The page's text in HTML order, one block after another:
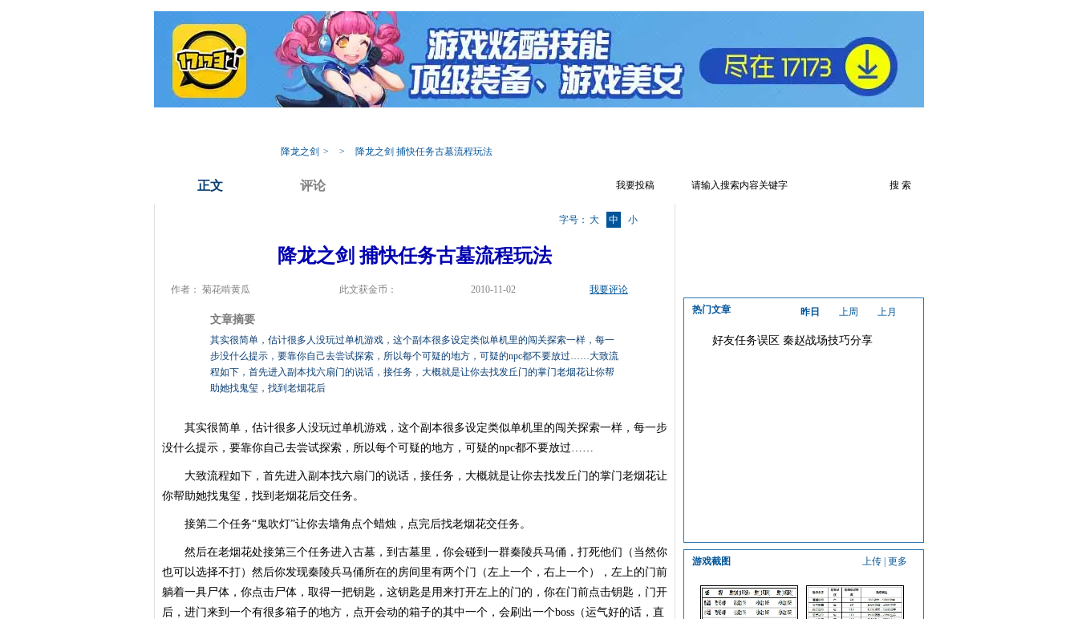
降龙之剑 > > 降龙之剑 捕快任务古墓流程玩法
正文 评论 我要投稿
字号： 大 中 小
降龙之剑 捕快任务古墓流程玩法
作者： 菊花啃黄瓜 此文获金币： 2010-11-02 我要评论
文章摘要
其实很简单，估计很多人没玩过单机游戏，这个副本很多设定类似单机里的闯关探索一样，每一
步没什么提示，要靠你自己去尝试探索，所以每个可疑的地方，可疑的npc都不要放过……大致流
程如下，首先进入副本找六扇门的说话，接任务，大概就是让你去找发丘门的掌门老烟花让你帮
助她找鬼玺，找到老烟花后
其实很简单，估计很多人没玩过单机游戏，这个副本很多设定类似单机里的闯关探索一样，每一步
没什么提示，要靠你自己去尝试探索，所以每个可疑的地方，可疑的npc都不要放过……
大致流程如下，首先进入副本找六扇门的说话，接任务，大概就是让你去找发丘门的掌门老烟花让
你帮助她找鬼玺，找到老烟花后交任务。
接第二个任务“鬼吹灯”让你去墙角点个蜡烛，点完后找老烟花交任务。
然后在老烟花处接第三个任务进入古墓，到古墓里，你会碰到一群秦陵兵马俑，打死他们（当然你
也可以选择不打）然后你发现秦陵兵马俑所在的房间里有两个门（左上一个，右上一个），左上的门前
躺着一具尸体，你点击尸体，取得一把钥匙，这钥匙是用来打开左上的门的，你在门前点击钥匙，门开
后，进门来到一个有很多箱子的地方，点开会动的箱子的其中一个，会刷出一个boss（运气好的话，直
热门文章 昨日 上周 上月
好友任务误区 秦赵战场技巧分享
上传 更多
游戏截图